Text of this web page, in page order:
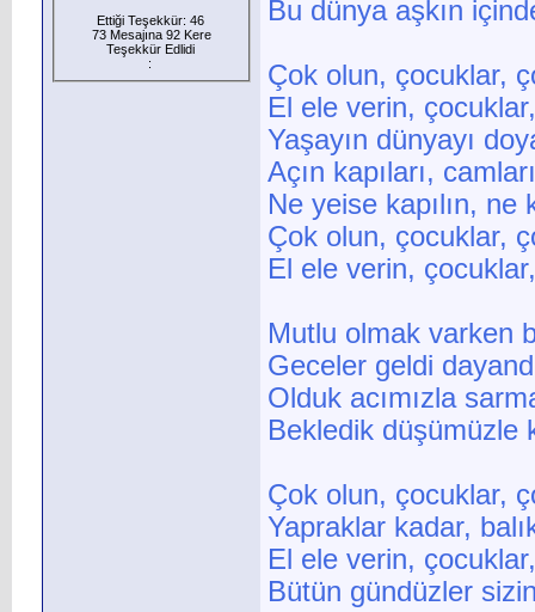
Ettiği Teşekkür: 46
73 Mesajına 92 Kere
Teşekkür Edlidi
:
Bu dünya aşkın
Çok olun, çocuklar,
El ele verin,
Yaşayın dünyayı
Açın kapıları,
Ne yeise kapılın, ne
Çok olun, çocuklar,
El ele verin,
Mutlu olmak varken
Geceler geldi
Olduk acımızla
Bekledik düşümüzle
Çok olun, çocuklar,
Yapraklar kadar,
El ele verin,
Bütün gündüzler